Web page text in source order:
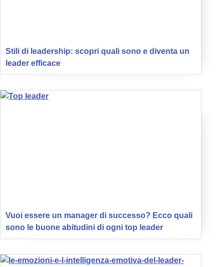
Stili di leadership: scopri quali sono e diventa un
leader efficace
Vuoi essere un manager di successo? Ecco quali
sono le buone abitudini di ogni top leader